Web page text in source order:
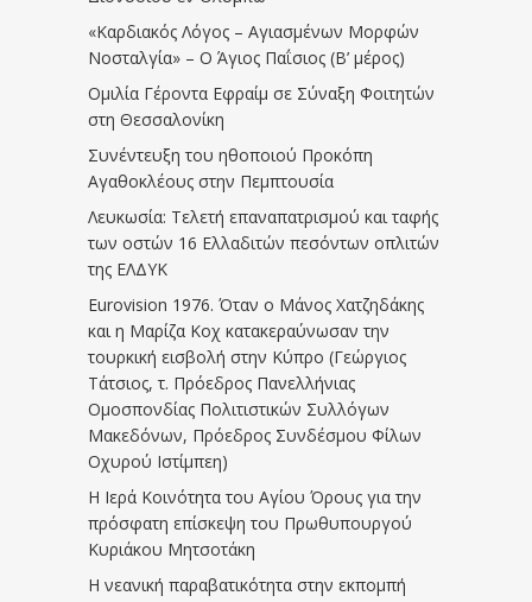
«Καρδιακός Λόγος – Αγιασμένων Μορφών
Νοσταλγία» – Ο Άγιος Παΐσιος (Β’ μέρος)
Ομιλία Γέροντα Εφραίμ σε Σύναξη Φοιτητών
στη Θεσσαλονίκη
Συνέντευξη του ηθοποιού Προκόπη
Αγαθοκλέους στην Πεμπτουσία
Λευκωσία: Τελετή επαναπατρισμού και ταφής
των οστών 16 Ελλαδιτών πεσόντων οπλιτών
της ΕΛΔΥΚ
Eurovision 1976. Όταν ο Μάνος Χατζηδάκης
και η Μαρίζα Κοχ κατακεραύνωσαν την
τουρκική εισβολή στην Κύπρο (Γεώργιος
Τάτσιος, τ. Πρόεδρος Πανελλήνιας
Ομοσπονδίας Πολιτιστικών Συλλόγων
Μακεδόνων, Πρόεδρος Συνδέσμου Φίλων
Οχυρού Ιστίμπεη)
Η Ιερά Κοινότητα του Αγίου Όρους για την
πρόσφατη επίσκεψη του Πρωθυπουργού
Κυριάκου Μητσοτάκη
Η νεανική παραβατικότητα στην εκπομπή